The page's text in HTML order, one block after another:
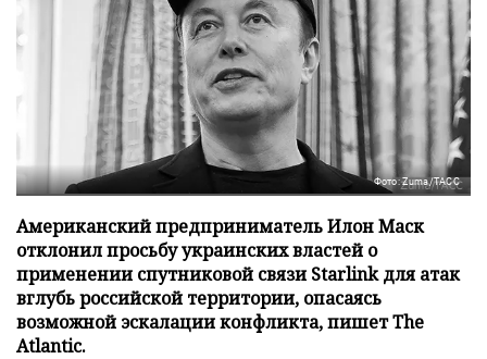
Фото: Zuma/ТАСС
Американский предприниматель Илон Маск
отклонил просьбу украинских властей о
применении спутниковой связи Starlink для атак
вглубь российской территории, опасаясь
возможной эскалации конфликта, пишет The
Atlantic.